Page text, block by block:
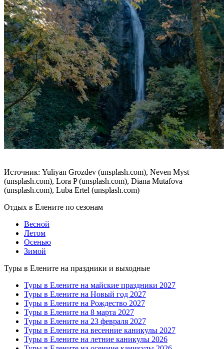
Источник: Yuliyan Grozdev (unsplash.com), Neven Myst
(unsplash.com), Lora P (unsplash.com), Diana Mutafova
(unsplash.com), Luba Ertel (unsplash.com)
Отдых в Елените по сезонам
Весной
Летом
Осенью
Зимой
Туры в Елените на праздники и выходные
Туры в Елените на майские праздники 2027
Туры в Елените на Новый год 2027
Туры в Елените на Рождество 2027
Туры в Елените на 8 марта 2027
Туры в Елените на 23 февраля 2027
Туры в Елените на весенние каникулы 2027
Туры в Елените на летние каникулы 2026